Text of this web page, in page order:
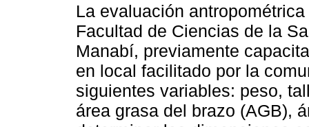
La evaluación
Facultad de Ciencias de la
Manabí, previamente
en local facilitado por la
siguientes variables: peso,
área grasa del brazo (AGB),